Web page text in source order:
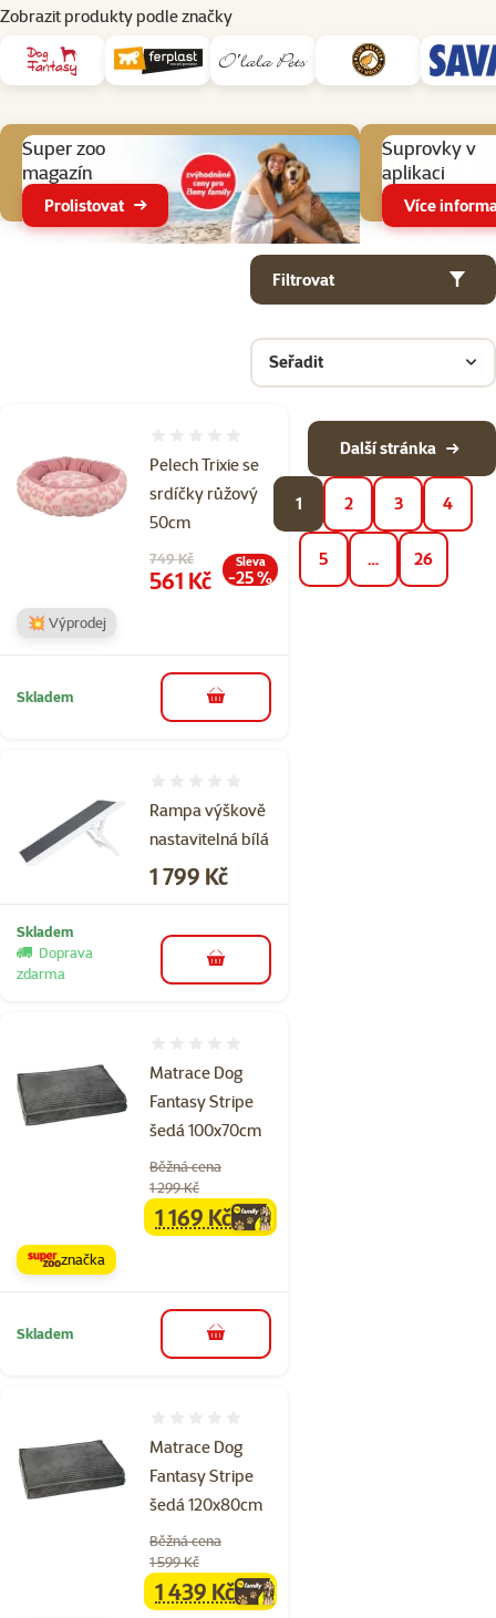
Zobrazit produkty podle značky
Super zoo
magazín
Prolistovat
Suprovky v
aplikaci
Více
Filtrovat
Seřadit
Produkty v kategorii Pelíšky pro psy
Pelech Trixie se
srdíčky růžový
50cm
Původní cena
749 Kč
Cena
561 Kč
Sleva
-25 %
💥 Výprodej
Skladem do košíku
Rampa výškově
nastavitelná bílá
Cena
1 799 Kč
Skladem
Doprava
zdarma
do košíku
Matrace Dog
Fantasy Stripe
šedá 100x70cm
Běžná cena
1 299 Kč
familycena
1 169 Kč
značka
Skladem do košíku
Matrace Dog
Fantasy Stripe
šedá 120x80cm
Běžná cena
1 599 Kč
familycena
1 439 Kč
1 2 3 4
5 … 26
Další stránka